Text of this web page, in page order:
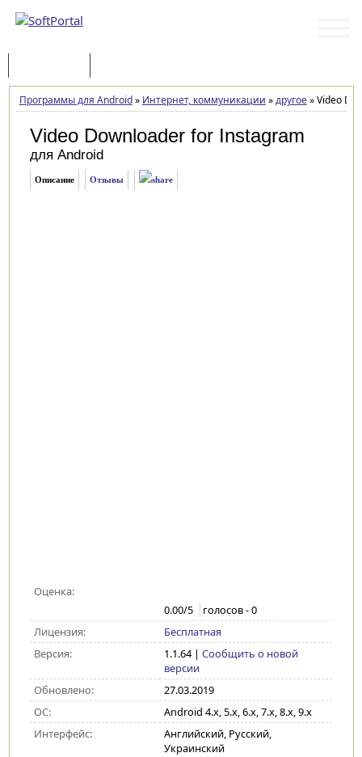
Программы для Android» Интернет, коммуникации »другое»Video
Video Downloader for Instagram
для Android
Описание Отзывы
Оценка:
0.00/5 голосов -0
Лицензия:
Бесплатная
Версия:
1.1.64| Сообщить о новой
версии
Обновлено:
27.03.2019
ОС:
Android 4.x, 5.x, 6.x, 7.x, 8.x, 9.x
Интерфейс:
Английский, Русский,
Украинский